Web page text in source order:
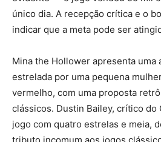
único dia. A recepção crítica e o
indicar que a meta pode ser
Mina the Hollower apresenta uma
estrelada por uma pequena
vermelho, com uma proposta
clássicos. Dustin Bailey, crítico do
jogo com quatro estrelas e meia,